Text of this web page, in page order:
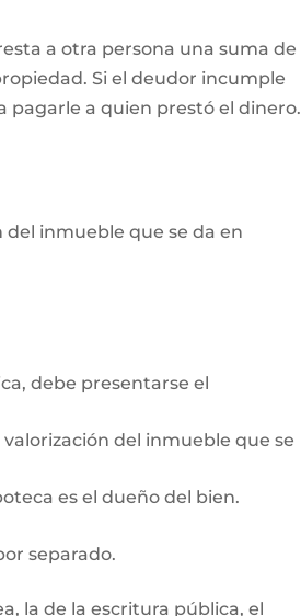
a otra persona una suma de
Si el deudor incumple
pagarle a quien prestó el dinero.
inmueble que se da en
debe presentarse el
del inmueble que se
es el dueño del bien.
separado.
la de la escritura pública, el